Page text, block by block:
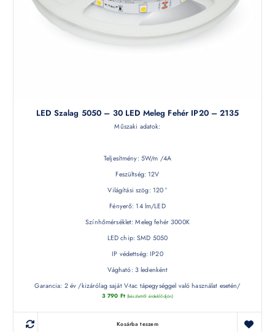
LED Szalag 5050 – 30 LED Meleg Fehér IP20 – 2135
Műszaki adatok:
Teljesítmény: 5W/m /4A
Feszültség: 12V
Világítási szög: 120 °
Fényerő: 14 lm/LED
Színhőmérséklet: Meleg fehér 3000K
LED chip: SMD 5050
IP védettség: IP20
Vágható: 3 ledenként
Garancia: 2 év /kizárólag saját V-tac tápegységgel való használat esetén/
3 790 Ft (készletről érdeklődjön)
Kosárba teszem